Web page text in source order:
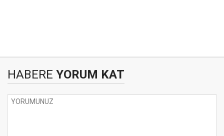
HABERE YORUM KAT